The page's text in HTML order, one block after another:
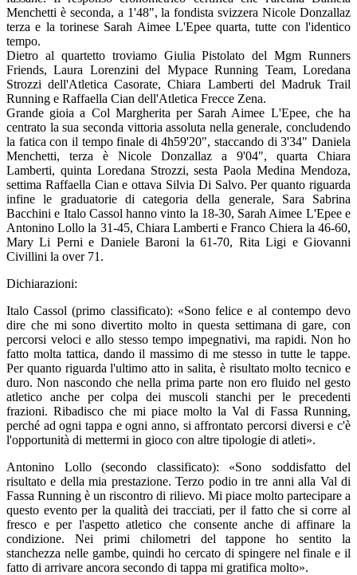
Menchetti è seconda, a 1'48", la fondista svizzera Nicole Donzallaz
terza e la torinese Sarah Aimee L'Epee quarta, tutte con l'identico
tempo.
Dietro al quartetto troviamo Giulia Pistolato del Mgm Runners
Friends, Laura Lorenzini del Mypace Running Team, Loredana
Strozzi dell'Atletica Casorate, Chiara Lamberti del Madruk Trail
Running e Raffaella Cian dell'Atletica Frecce Zena.
Grande gioia a Col Margherita per Sarah Aimee L'Epee, che ha
centrato la sua seconda vittoria assoluta nella generale, concludendo
la fatica con il tempo finale di 4h59'20", staccando di 3'34" Daniela
Menchetti, terza è Nicole Donzallaz a 9'04", quarta Chiara
Lamberti, quinta Loredana Strozzi, sesta Paola Medina Mendoza,
settima Raffaella Cian e ottava Silvia Di Salvo. Per quanto riguarda
infine le graduatorie di categoria della generale, Sara Sabrina
Bacchini e Italo Cassol hanno vinto la 18-30, Sarah Aimee L'Epee e
Antonino Lollo la 31-45, Chiara Lamberti e Franco Chiera la 46-60,
Mary Li Perni e Daniele Baroni la 61-70, Rita Ligi e Giovanni
Civillini la over 71.
Dichiarazioni:
Italo Cassol (primo classificato): «Sono felice e al contempo devo
dire che mi sono divertito molto in questa settimana di gare, con
percorsi veloci e allo stesso tempo impegnativi, ma rapidi. Non ho
fatto molta tattica, dando il massimo di me stesso in tutte le tappe.
Per quanto riguarda l'ultimo atto in salita, è risultato molto tecnico e
duro. Non nascondo che nella prima parte non ero fluido nel gesto
atletico anche per colpa dei muscoli stanchi per le precedenti
frazioni. Ribadisco che mi piace molto la Val di Fassa Running,
perché ad ogni tappa e ogni anno, si affrontato percorsi diversi e c'è
l'opportunità di mettermi in gioco con altre tipologie di atleti».
Antonino Lollo (secondo classificato): «Sono soddisfatto del
risultato e della mia prestazione. Terzo podio in tre anni alla Val di
Fassa Running è un riscontro di rilievo. Mi piace molto partecipare a
questo evento per la qualità dei tracciati, per il fatto che si corre al
fresco e per l'aspetto atletico che consente anche di affinare la
condizione. Nei primi chilometri del tappone ho sentito la
stanchezza nelle gambe, quindi ho cercato di spingere nel finale e il
fatto di arrivare ancora secondo di tappa mi gratifica molto».